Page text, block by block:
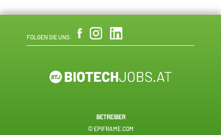
FOLGEN SIE UNS:
BETREIBER
© EPIFRAME.COM